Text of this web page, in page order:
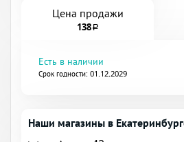
Цена продажи
138a
Есть в наличии
Срок годности: 01.12.2029
Наши магазины в